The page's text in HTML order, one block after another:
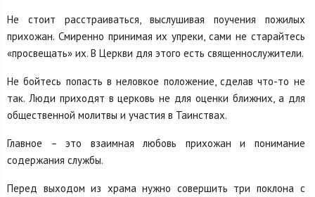
Не стоит расстраиваться, выслушивая поучения пожилых
прихожан. Смиренно принимая их упреки, сами не старайтесь
«просвещать» их. В Церкви для этого есть священнослужители.
Не бойтесь попасть в неловкое положение, сделав что-то не
так. Люди приходят в церковь не для оценки ближних, а для
общественной молитвы и участия в Таинствах.
Главное – это взаимная любовь прихожан и понимание
содержания службы.
Перед выходом из храма нужно совершить три поклона с